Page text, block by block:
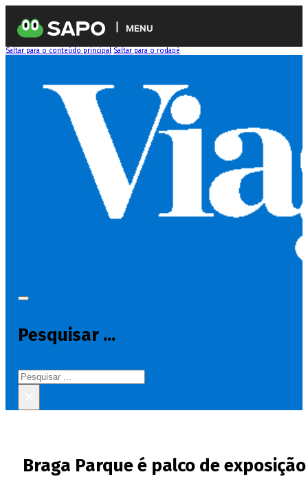
MENU
Saltar para o conteúdo principal Saltar para o rodapé
Pesquisar ...
Pesquisar
Braga Parque é palco de